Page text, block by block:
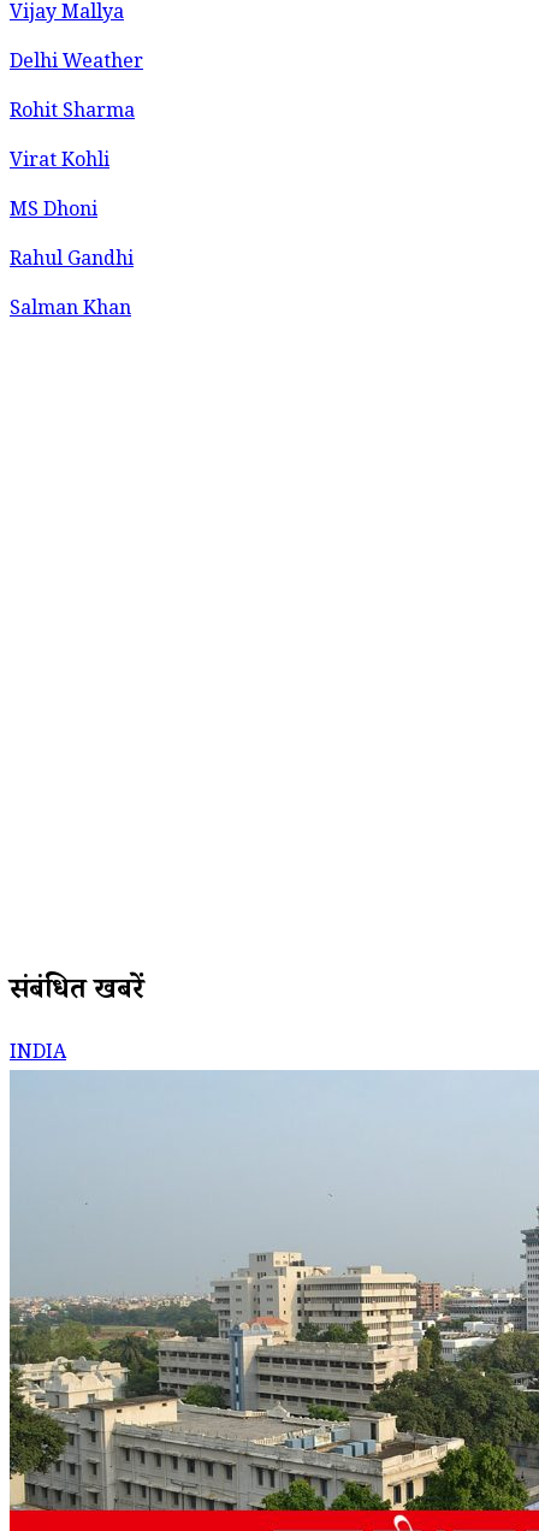
Vijay Mallya
Delhi Weather
Rohit Sharma
Virat Kohli
MS Dhoni
Rahul Gandhi
Salman Khan
संबंधित खबरें
INDIA